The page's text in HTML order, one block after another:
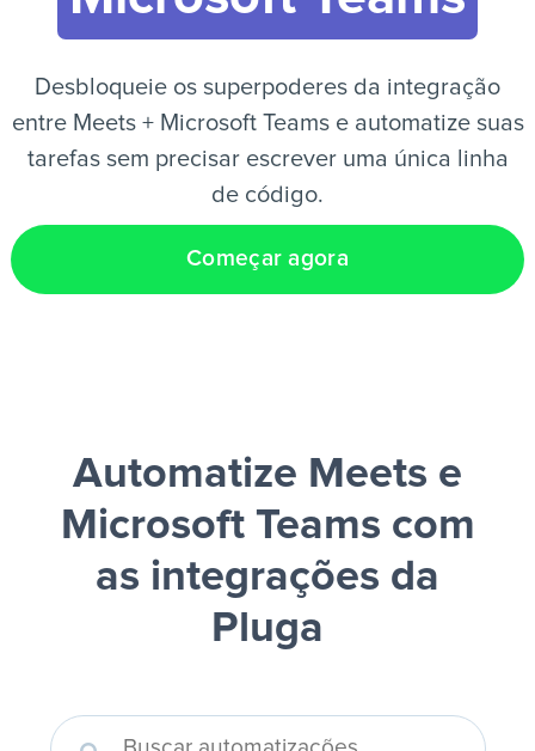
Desbloqueie os superpoderes da integração
entre Meets + Microsoft Teams e automatize suas
tarefas sem precisar escrever uma única linha
de código.
Começar agora
Automatize Meets e
Microsoft Teams com
as integrações da
Pluga